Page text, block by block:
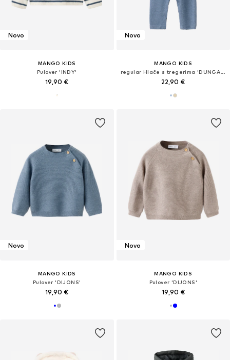
Novo
MANGO KIDS
Pulover 'INDY'
19,90 €
Novo
MANGO KIDS
regular Hlače s tregerima 'DUNGAREES BREST3'
22,90 €
Novo
MANGO KIDS
Pulover 'DIJONS'
19,90 €
Novo
MANGO KIDS
Pulover 'DIJONS'
19,90 €